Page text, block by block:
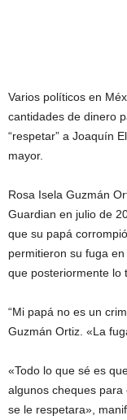
Varios políticos en
cantidades de dinero
“respetar” a Joaquín
mayor.
Rosa Isela Guzmán
Guardian en julio de
que su papá
permitieron su fuga
que posteriormente lo
“Mi papá no es un
Guzmán Ortiz. «La
«Todo lo que sé es
algunos cheques
se le respetara»,